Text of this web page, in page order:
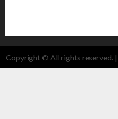
Copyright © All rights reserved. |